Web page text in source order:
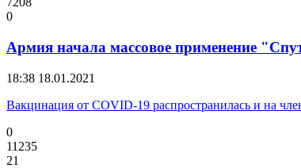
0
Армия начала массовое применение
18:38 18.01.2021
Вакцинация от COVID-19 распространилась и на
0
11235
21